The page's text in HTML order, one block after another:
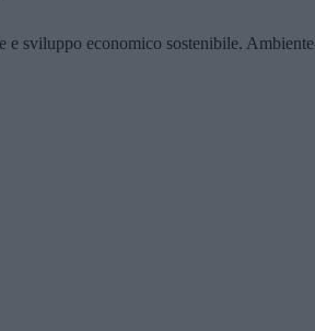
sviluppo economico sostenibile.